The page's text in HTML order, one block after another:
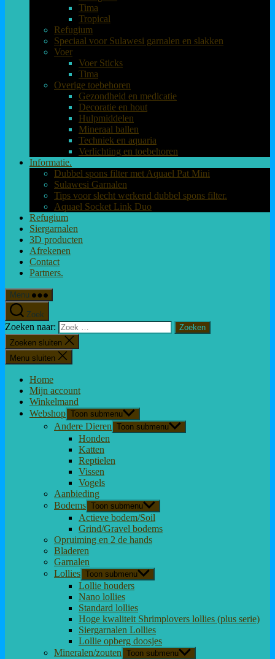
Tima
Tropical
Refugium
Speciaal voor Sulawesi garnalen en slakken
Voer
Voer Sticks
Tima
Overige toebehoren
Gezondheid en medicatie
Decoratie en hout
Hulpmiddelen
Mineraal ballen
Techniek en aquaria
Verlichting en toebehoren
Informatie.
Dubbel spons filter met Aquael Pat Mini
Sulawesi Garnalen
Tips voor slecht werkend dubbel spons filter.
Aquael Socket Link Duo
Refugium
Siergarnalen
3D producten
Afrekenen
Contact
Partners.
Menu
Zoek
Zoeken naar:
Zoeken sluiten
Menu sluiten
Home
Mijn account
Winkelmand
Webshop Toon submenu
Andere Dieren Toon submenu
Honden
Katten
Reptielen
Vissen
Vogels
Aanbieding
Bodems Toon submenu
Actieve bodem/Soil
Grind/Gravel bodems
Opruiming en 2 de hands
Bladeren
Garnalen
Lollies Toon submenu
Lollie houders
Nano lollies
Standard lollies
Hoge kwaliteit Shrimplovers lollies (plus serie)
Siergarnalen Lollies
Lollie opberg doosjes
Mineralen/zouten Toon submenu